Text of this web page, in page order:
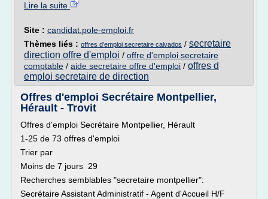
Lire la suite
Site : candidat.pole-emploi.fr
Thèmes liés : offres d'emploi secretaire calvados / secretaire
direction offre d'emploi / offre d'emploi secretaire
comptable / aide secretaire offre d'emploi / offres d
emploi secretaire de direction
Offres d'emploi Secrétaire Montpellier,
Hérault - Trovit
Offres d'emploi Secrétaire Montpellier, Hérault
1-25 de 73 offres d'emploi
Trier par
Moins de 7 jours 29
Recherches semblables "secretaire montpellier":
Secrétaire Assistant Administratif - Agent d'Accueil H/F